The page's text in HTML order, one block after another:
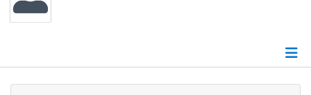
Places
Corporations Profile